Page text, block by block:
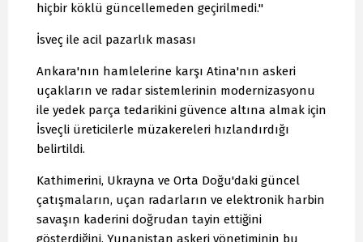
hiçbir köklü güncellemeden geçirilmedi."
İsveç ile acil pazarlık masası
Ankara'nın hamlelerine karşı Atina'nın askeri
uçakların ve radar sistemlerinin modernizasyonu
ile yedek parça tedarikini güvence altına almak için
İsveçli üreticilerle müzakereleri hızlandırdığı
belirtildi.
Kathimerini, Ukrayna ve Orta Doğu'daki güncel
çatışmaların, uçan radarların ve elektronik harbin
savaşın kaderini doğrudan tayin ettiğini
gösterdiğini, Yunanistan askeri yönetiminin bu